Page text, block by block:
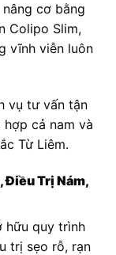
cơ bằng
Colipo Slim,
vĩnh viễn luôn
vụ tư vấn tận
cả nam và
Từ Liêm.
Điều Trị Nám,
hữu quy trình
trị sẹo rỗ, rạn